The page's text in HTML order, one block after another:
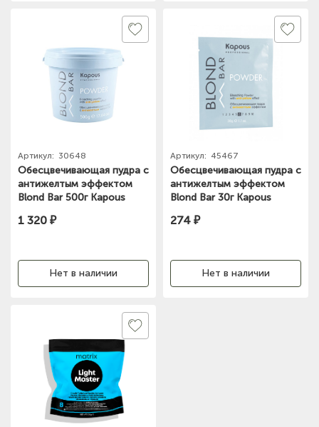
Артикул: 30648
Обесцвечивающая пудра с
антижелтым эффектом
Blond Bar 500г Kapous
1 320 ₽
Нет в наличии
Артикул: 45467
Обесцвечивающая пудра с
антижелтым эффектом
Blond Bar 30г Kapous
274 ₽
Нет в наличии